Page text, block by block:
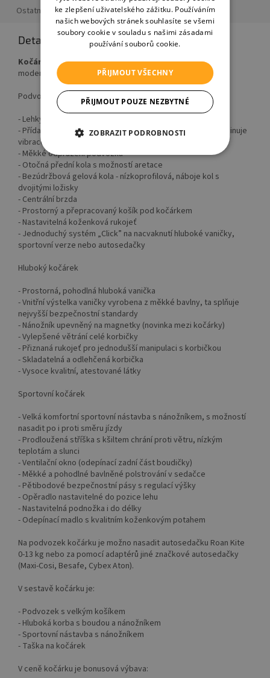
Ostatní informace
Detailní popis produktu
Kočárek trojkombinacenebodvojkombinace Roan Ivi
moderní kočárek - model z dílny Roan.
Podvozek kočárku
- Lehký hliníkový rám
- Přídavný tlumič nárazů umístěný v rámové konstrukci eliminuje
vibrace a nerovnosti terénu
- Měkké odpružení podvozku
- Otočná přední kola s možností aretace
- Bezúdržbová gelová kola - nízkoprofilová, náboje kol s
dvojitými ložisky
- Centrální brzda
- Prostorný a přepracovaný košík pod kočárkem
- Nastavitelná koženková rukojeť
- Jednoduchý systém „Click” na nacvaknutí hluboké vaničky,
sportovní verze nebo autosedačky
Hluboký kočárek
- Prostorná, pohodlná hluboká vanička
- Vnitřní výstelka vaničky vyrobena z měkké bavlny, ta splňuje
nejvyšší bezpečnostní standardy
- Nánožník upevněný na magnetky (novinka mezi kočárky)
- Vylepšené větrání celé korbičky
- Přiznaná rukojeť pro jednodušší manipulaci s korbičkou
- Skladatelná a odlehčená korbička
- Vysoce kvalitní, atestované látky
Sportovní kočárek
- Velká komfortní sportovní nástavba s nánožníkem, s možností
nasadit po i proti směru jízdy
- Prodloužená stříška s kšiltem chrání proti větru, nízkým
teplotám a slunci
- Ventilační okno (odepínací zadní část boudičky)
- Měkké a pohodlné bavlněné polstrování v sedačce
- Pětibodové bezpečnostní pásy s regulací výšky
- Opěradlo nastavitelné do pozice lehu
- Nastavitelná podnožka i do délky
- Odepínací madlo s kvalitním koženkovým potahem
Na podvozek kočárku je možno nasadit autosedačku Roan Kite
0-13 kg nebo za pomocí adaptérů jiné značkové autosedačky
(Maxi-Cosi, Besafe, Cybex Aton).
V sestavě kočárku je:
- Podvozek s velkým košíkem
- Hluboká korba s boudou a nánožníkem
- Sportovní nástavba s nánožníkem
- Taška na kočárek
V ceně kočárku je bonusová výbava:
ke zlepšení uživatelského zážitku. Používáním
našich webových stránek souhlasíte se všemi
soubory cookie v souladu s našimi zásadami
používání souborů cookie.
PŘIJMOUT VŠECHNY
PŘIJMOUT POUZE NEZBYTNÉ
ZOBRAZIT PODROBNOSTI